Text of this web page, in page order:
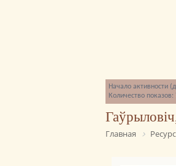
Начало активности
Количество показов:
Главная